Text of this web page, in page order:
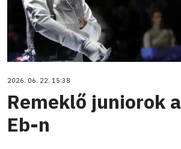
2026. 06. 22. 15:38
Remeklő juniorok
Eb-n